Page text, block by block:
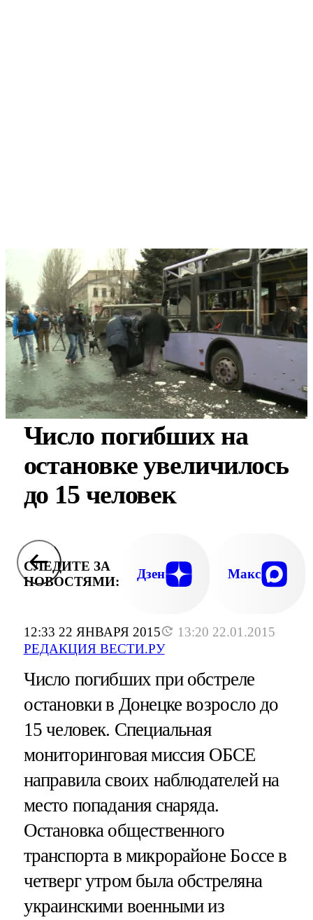
12:33 22 ЯНВАРЯ 2015
13:20 22.01.2015
РЕДАКЦИЯ ВЕСТИ.РУ
Число погибших на
остановке увеличилось
до 15 человек
СЛЕДИТЕ ЗА
НОВОСТЯМИ:
Дзен Макс
Число погибших при обстреле
остановки в Донецке возросло до
15 человек. Специальная
мониторинговая миссия ОБСЕ
направила своих наблюдателей на
место попадания снаряда.
Остановка общественного
транспорта в микрорайоне Боссе в
четверг утром была обстреляна
украинскими военными из